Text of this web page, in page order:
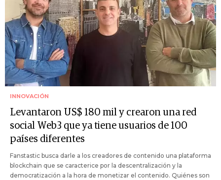
INNOVACIÓN
Levantaron US$ 180 mil y crearon una red
social Web3 que ya tiene usuarios de 100
países diferentes
Fanstastic busca darle a los creadores de contenido una plataforma
blockchain que se caracterice por la descentralización y la
democratización a la hora de monetizar el contenido. Quiénes son